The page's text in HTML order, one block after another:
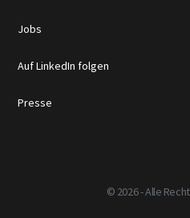
Jobs
Auf LinkedIn folgen
Presse
© 2026 - Alle